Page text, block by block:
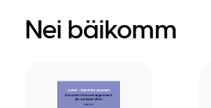
Nei bäikomm